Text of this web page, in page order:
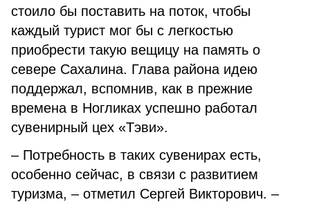
стоило бы поставить на поток, чтобы
каждый турист мог бы с легкостью
приобрести такую вещицу на память о
севере Сахалина. Глава района идею
поддержал, вспомнив, как в прежние
времена в Ногликах успешно работал
сувенирный цех «Тэви».
– Потребность в таких сувенирах есть,
особенно сейчас, в связи с развитием
туризма, – отметил Сергей Викторович. –